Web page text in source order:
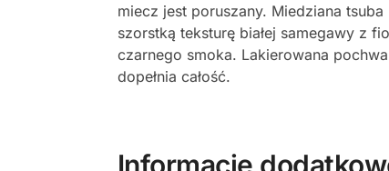
miecz jest poruszany. Miedziana
szorstką teksturę białej samegawy z
czarnego smoka. Lakierowana
dopełnia całość.